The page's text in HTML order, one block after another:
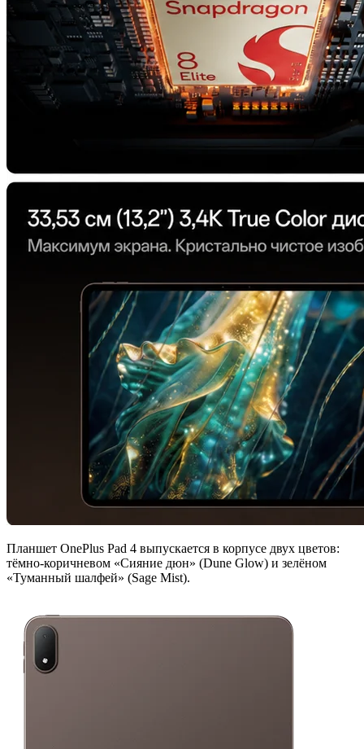
Планшет OnePlus Pad 4 выпускается в корпусе двух цветов:
тёмно-коричневом «Сияние дюн» (Dune Glow) и зелёном
«Туманный шалфей» (Sage Mist).